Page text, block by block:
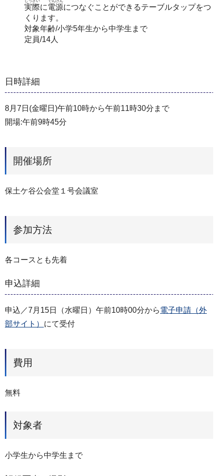
実際
じっさい
に電源
でんげん
につなぐことができるテーブルタップをつ
くります。
対象年齢/小学5年生から中学生まで
定員/14人
日時詳細
8月7日(金曜日)午前10時から午前11時30分まで
開場:午前9時45分
開催場所
保土ケ谷公会堂１号会議室
参加方法
各コースとも先着
申込詳細
申込／7月15日（水曜日）午前10時00分から電子申請（外
部サイト） にて受付
費用
無料
対象者
小学生から中学生まで